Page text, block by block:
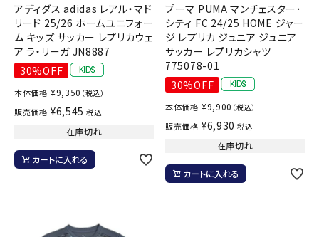
アディダス adidas レアル・マド
リード 25/26 ホームユニフォー
ム キッズ サッカー レプリカウェ
ア ラ・リーガ JN8887
30%OFF
本体価格 ¥9,350 （税込）
販売価格 ¥6,545 税込
在庫切れ
カートに入れる
プーマ PUMA マンチェスター･
シティ FC 24/25 HOME ジャー
ジ レプリカ ジュニア ジュニア
サッカー レプリカシャツ
775078-01
30%OFF
本体価格 ¥9,900 （税込）
販売価格 ¥6,930 税込
在庫切れ
カートに入れる